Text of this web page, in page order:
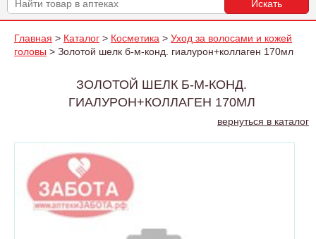
Главная > Каталог > Косметика > Уход за волосами и кожей
головы > Золотой шелк б-м-конд. гиалурон+коллаген 170мл
ЗОЛОТОЙ ШЕЛК Б-М-КОНД.
ГИАЛУРОН+КОЛЛАГЕН 170МЛ
вернуться в каталог